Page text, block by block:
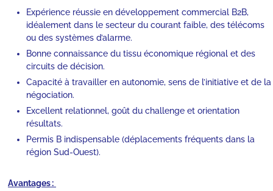
Expérience réussie en développement commercial B2B,
idéalement dans le secteur du courant faible, des télécoms
ou des systèmes d’alarme.
Bonne connaissance du tissu économique régional et des
circuits de décision.
Capacité à travailler en autonomie, sens de l’initiative et de la
négociation.
Excellent relationnel, goût du challenge et orientation
résultats.
Permis B indispensable (déplacements fréquents dans la
région Sud-Ouest).
Avantages :